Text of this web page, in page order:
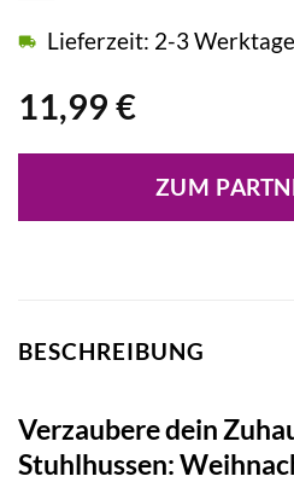
11,99 €
Lieferzeit: 2-3
ZUM
BESCHREIBUNG
Verzaubere dein
Stuhlhussen: